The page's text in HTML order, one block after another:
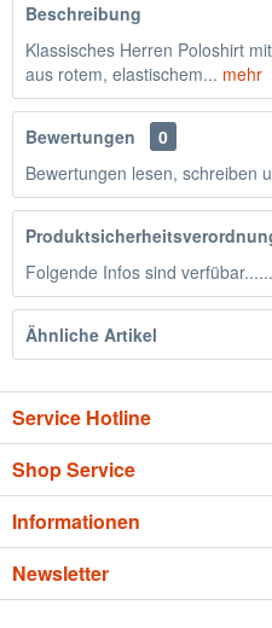
Beschreibung
Klassisches Herren Poloshirt
aus rotem, elastischem... mehr
Bewertungen
0
Bewertungen lesen, schreiben
Folgende Infos sind verfübar......
Ähnliche Artikel
Service Hotline
Shop Service
Informationen
Newsletter